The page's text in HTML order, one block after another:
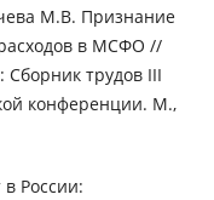
М.В. Признание
в МСФО //
Сборник трудов III
конференции. М.,
России: